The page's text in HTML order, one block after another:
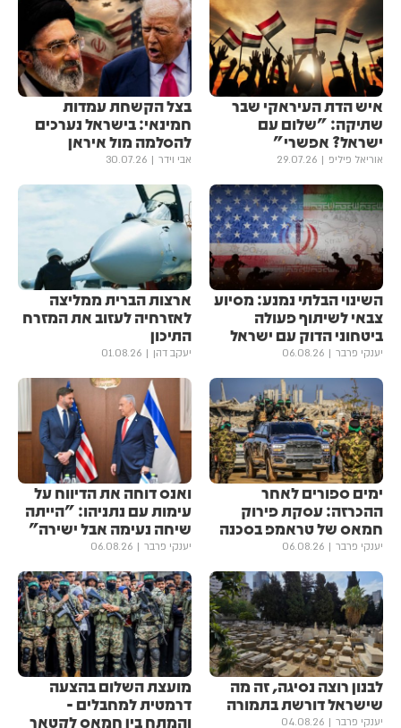
איש הדת העיראקי שבר
שתיקה: "שלום עם
ישראל? אפשרי"
אוריאל פיליפ 29.07.26
בצל הקשחת עמדות
חמינאי: בישראל נערכים
להסלמה מול איראן
אבי וידר 30.07.26
השינוי הבלתי נמנע: מסיוע
צבאי לשיתוף פעולה
ביטחוני הדוק עם ישראל
יענקי פרבר 06.08.26
ארצות הברית ממליצה
לאזרחיה לעזוב את המזרח
התיכון
יעקב דהן 01.08.26
ימים ספורים לאחר
ההכרזה: עסקת פירוק
חמאס של טראמפ בסכנה
יענקי פרבר 06.08.26
ואנס דוחה את הדיווח על
עימות עם נתניהו: "הייתה
שיחה נעימה אבל ישירה"
יענקי פרבר 06.08.26
לבנון רוצה נסיגה, זה מה
שישראל דורשת בתמורה
יענקי פרבר 04.08.26
מועצת השלום בהצעה
דרמטית למחבלים -
והמתח בין חמאס לקטאר